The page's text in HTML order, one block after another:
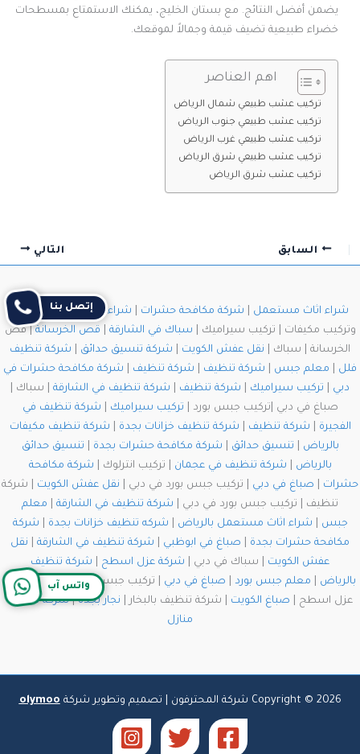
يضمن أفضل النتائج. مع بستان الخليج، يمكنك الاستمتاع بمسطحات
خضراء طبيعية تضيف قيمة وجمالاً لموقعك.
اهم العناصر
تركيب عشب طبيعي شمال الرياض
تركيب عشب طبيعي جنوب الرياض
تركيب عشب طبيعي غرب الرياض
تركيب عشب طبيعي شرق الرياض
تركيب عشب شرق الرياض
السابق التالي
شراء اثاث مستعمل شركة مكافحة حشرات شراء اثاث مستعمل
| فك
وتركيب مكيفات | تركيب سيراميك | سباك في الشارقة قص الخرسانة| قص
الخرسانة | سباك | نقل عفش الكويت شركة تنسيق حدائق
شركة تنظيف
فلل
معلم جبس شركة تنظيف شركة تنظيف
شركة مكافحة حشرات في
دبي
تركيب سيراميك شركة تنظيف شركة تنظيف في الشارقة | سباك |
صباغ في دبي |تركيب جبس بورد | تركيب سيراميك
شركة تنظيف في
الفجيرة
شركة تنظيف شركة تنظيف خزانات بجدة
شركة تنظيف مكيفات
بالرياض
تنسيق حدائق شركة مكافحة حشرات بجدة
تنسيق حدائق
بالرياض
شركة تنظيف في عجمان | تركيب انترلوك | شركة مكافحة
حشرات
صباغ في دبي | تركيب جبس بورد في دبي | نقل عفش الكويت | شركة
تنظيف | تركيب جبس بورد في دبي | شركة تنظيف في الشارقة
معلم
جبس
شراء اثاث مستعمل بالرياض شركه تنظيف خزانات بجدة
شركة
مكافحة حشرات بجدة
صباغ في ابوظبي شركة تنظيف في الشارقة
نقل
عفش الكويت | سباك في دبي | شركة عزل اسطح
شركة تنظيف
بالرياض
معلم جبس بورد صباغ في دبي
| تركيب جبس بورد في دبي | شركة
عزل اسطح | صباغ الكويت | شركة تنظيف بالبخار | نجار بجدة|شركة تنظيف
منازل
Copyright © 2026 شركة المحترفون | تصميم وتطوير شركة olymoo
واتس آب
إتصل بنا